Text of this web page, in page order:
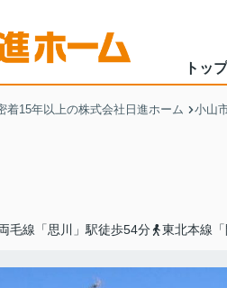
トップ
着15年以上の株式会社日進ホーム 小山
毛線「思川」駅徒歩54分 東北本線